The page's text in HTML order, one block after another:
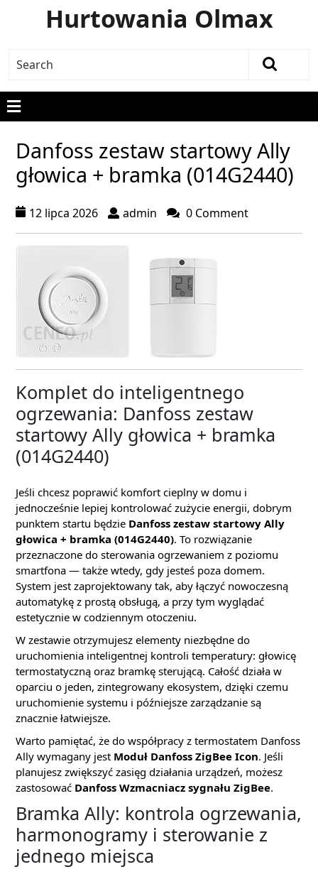
Hurtowania Olmax
Danfoss zestaw startowy Ally
głowica + bramka (014G2440)
12 lipca 2026 admin 0 Comment
Komplet do inteligentnego
ogrzewania: Danfoss zestaw
startowy Ally głowica + bramka
(014G2440)
Jeśli chcesz poprawić komfort cieplny w domu i
jednocześnie lepiej kontrolować zużycie energii, dobrym
punktem startu będzie Danfoss zestaw startowy Ally
głowica + bramka (014G2440). To rozwiązanie
przeznaczone do sterowania ogrzewaniem z poziomu
smartfona — także wtedy, gdy jesteś poza domem.
System jest zaprojektowany tak, aby łączyć nowoczesną
automatykę z prostą obsługą, a przy tym wyglądać
estetycznie w codziennym otoczeniu.
W zestawie otrzymujesz elementy niezbędne do
uruchomienia inteligentnej kontroli temperatury: głowicę
termostatyczną oraz bramkę sterującą. Całość działa w
oparciu o jeden, zintegrowany ekosystem, dzięki czemu
uruchomienie systemu i późniejsze zarządzanie są
znacznie łatwiejsze.
Warto pamiętać, że do współpracy z termostatem Danfoss
Ally wymagany jest Moduł Danfoss ZigBee Icon. Jeśli
planujesz zwiększyć zasięg działania urządzeń, możesz
zastosować Danfoss Wzmacniacz sygnału ZigBee.
Bramka Ally: kontrola ogrzewania,
harmonogramy i sterowanie z
jednego miejsca